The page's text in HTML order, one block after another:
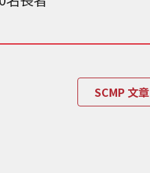
SCMP 文章